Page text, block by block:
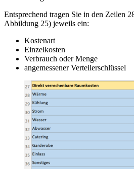
Entsprechend tragen Sie in den Zeilen
Abbildung 25) jeweils ein:
Kostenart
Einzelkosten
Verbrauch oder Menge
angemessener Verteilerschlüssel